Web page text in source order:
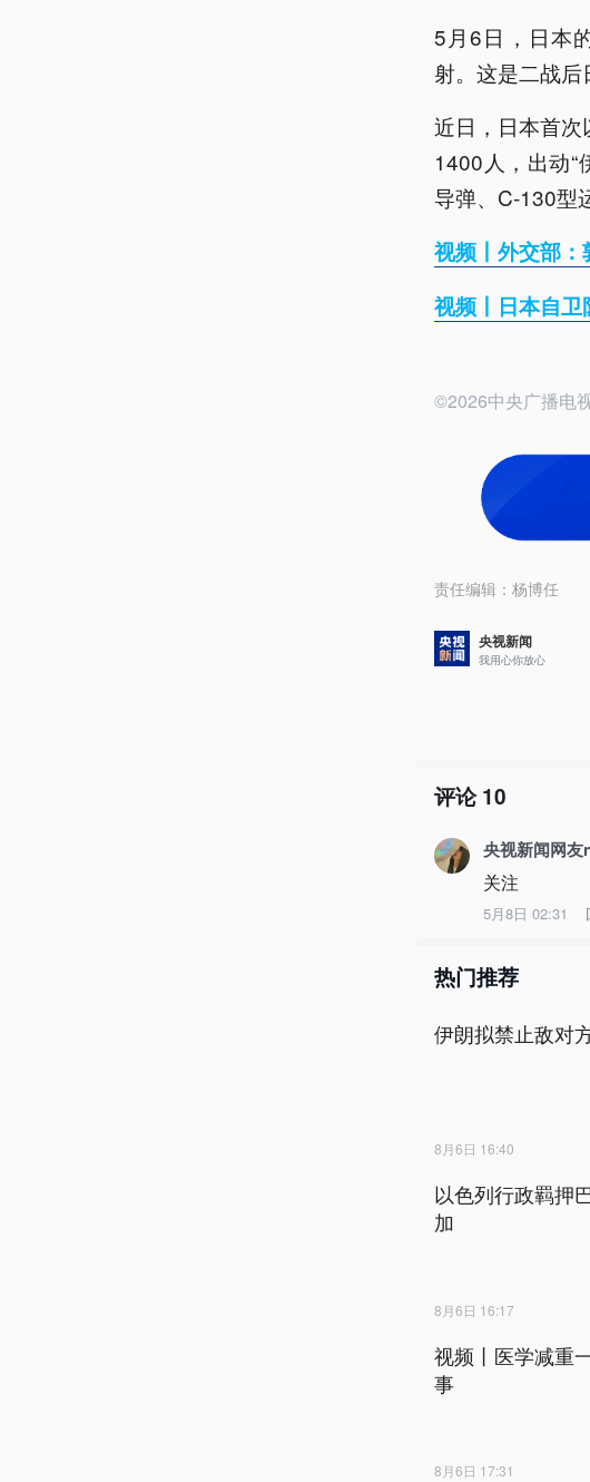
5月6日，日本
射。这是二战后
近日，日本首次
1400人，出动“
导弹、C-130型
视频丨外交部
视频丨日本自卫
©2026中央广播电
责任编辑： 杨博任
央视新闻
我用心你放心
评论10
央视新闻网友
关注
5月8日 02:31
热门推荐
伊朗拟禁止敌对
8月6日 16:40
以色列行政羁押
加
8月6日 16:17
视频丨医学减重
事
8月6日 17:31